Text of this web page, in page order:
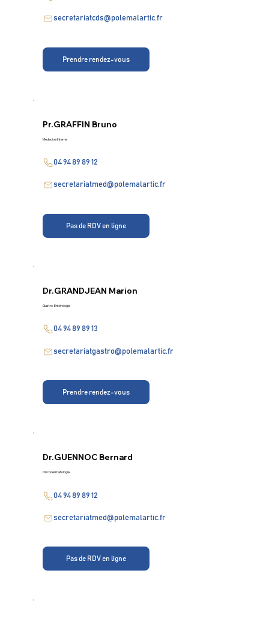
secretariatcds@polemalartic.fr
Prendre rendez-vous
Pr.GRAFFIN Bruno
Médecine Interne
04 94 89 89 12
secretariatmed@polemalartic.fr
Pas de RDV en ligne
Dr.GRANDJEAN Marion
Gastro-Entérologie
04 94 89 89 13
secretariatgastro@polemalartic.fr
Prendre rendez-vous
Dr.GUENNOC Bernard
Oncodermatologie
04 94 89 89 12
secretariatmed@polemalartic.fr
Pas de RDV en ligne